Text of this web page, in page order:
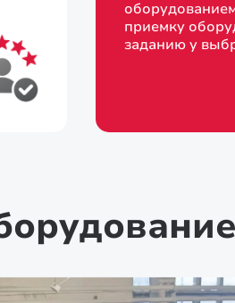
приемку
заданию у